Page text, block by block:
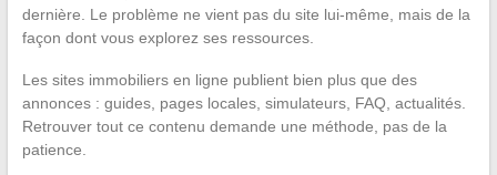
dernière. Le problème ne vient pas du site lui-même, mais de la
façon dont vous explorez ses ressources.
Les sites immobiliers en ligne publient bien plus que des
annonces : guides, pages locales, simulateurs, FAQ, actualités.
Retrouver tout ce contenu demande une méthode, pas de la
patience.